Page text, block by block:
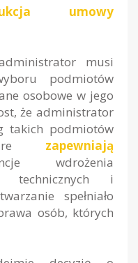
umowy
musi
podmiotów
osobowe w jego
że administrator
takich podmiotów
zapewniają
wdrożenia
technicznych i
spełniało
osób, których